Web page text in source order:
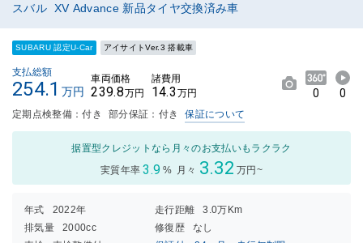
スバル XV Advance 新品タイヤ交換済み車
SUBARU 認定U-Car アイサイトVer.3 搭載車
支払総額
254.1 万円
車両価格
239.8万円
諸費用
14.3 万円 0 0
定期点検整備：付き 部分保証：付き 保証について
据置型クレジットなら月々のお支払いもラクラク
実質年率 3.9 % 月々 3.32 万円~
年式 2022年 走行距離
3.0万Km
排気量
2000cc 修復歴
なし